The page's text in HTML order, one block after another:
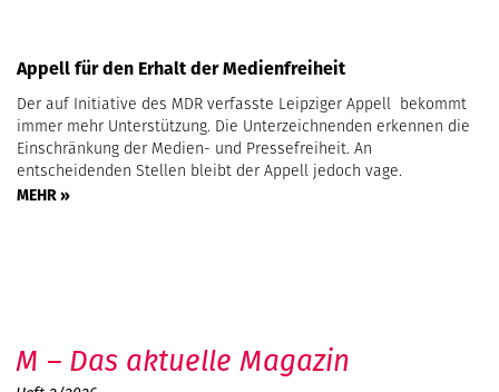
Appell für den Erhalt der Medienfreiheit
Der auf Initiative des MDR verfasste Leipziger Appell bekommt
immer mehr Unterstützung. Die Unterzeichnenden erkennen die
Einschränkung der Medien- und Pressefreiheit. An
entscheidenden Stellen bleibt der Appell jedoch vage.
MEHR »
M – Das aktuelle Magazin